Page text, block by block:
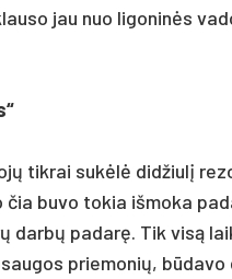
jau nuo li­go­ninės
tik­rai su­kėlė did­žiulį
bu­vo to­kia iš­mo­ka
darbų pa­darę. Tik visą
prie­mo­nių,